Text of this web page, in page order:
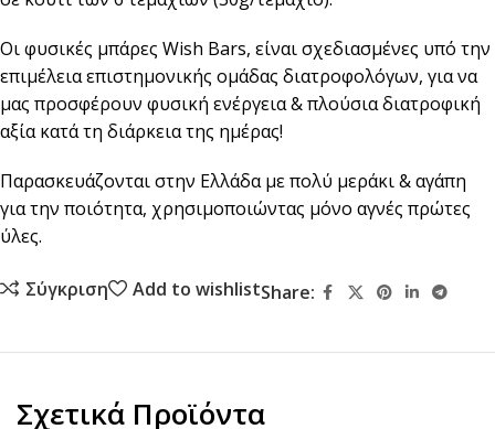
Οι φυσικές μπάρες Wish Βars, είναι σχεδιασμένες υπό την
επιμέλεια επιστημονικής ομάδας διατροφολόγων, για να
μας προσφέρουν φυσική ενέργεια & πλούσια διατροφική
αξία κατά τη διάρκεια της ημέρας!
Παρασκευάζονται στην Ελλάδα με πολύ μεράκι & αγάπη
για την ποιότητα, χρησιμοποιώντας μόνο αγνές πρώτες
ύλες.
Σύγκριση Add to wishlistShare:
Σχετικά Προϊόντα